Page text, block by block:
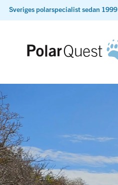
Sveriges polarspecialist sedan 1999